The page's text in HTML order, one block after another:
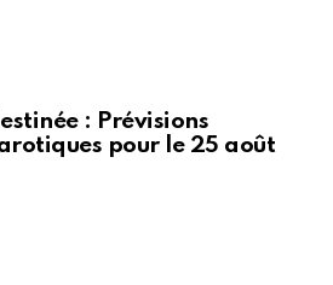
: Prévisions
pour le 25 août